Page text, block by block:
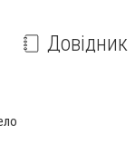
Довідник